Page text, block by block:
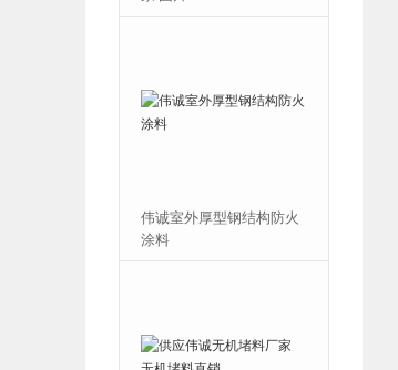
河北伟诚隧道防火涂料厂
伟诚室外厚型钢结构防火